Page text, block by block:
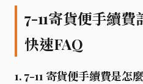
7-11寄貨便手續
快速FAQ
1. 7-11 寄貨便手續費是怎